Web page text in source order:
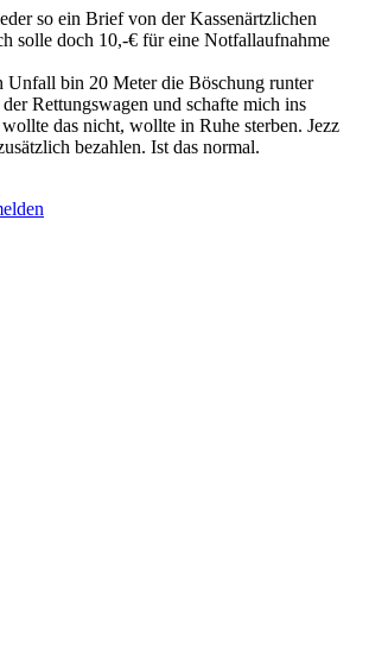
so ein Brief von der Kassenärtzlichen
solle doch 10,-€ für eine Notfallaufnahme
Unfall bin 20 Meter die Böschung runter
Rettungswagen und schafte mich ins
das nicht, wollte in Ruhe sterben. Jezz
bezahlen. Ist das normal.